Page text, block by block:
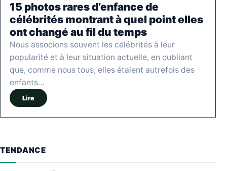
15 photos rares d’enfance de
célébrités montrant à quel point elles
ont changé au fil du temps
Nous associons souvent les célébrités à leur
popularité et à leur situation actuelle, en oubliant
que, comme nous tous, elles étaient autrefois des
enfants…
Lire
TENDANCE